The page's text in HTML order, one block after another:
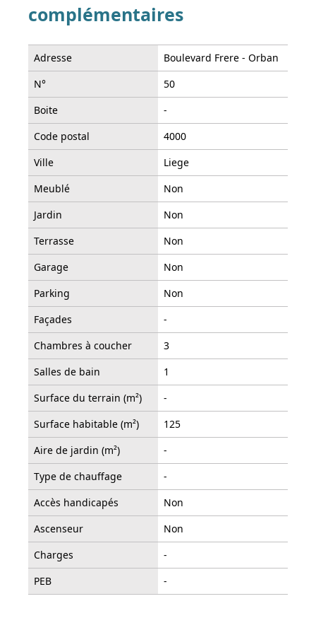
complémentaires
Adresse
Boulevard Frere - Orban
N°
50
Boite
-
Code postal
4000
Ville
Liege
Meublé
Non
Jardin
Non
Terrasse
Non
Garage
Non
Parking
Non
Façades
-
Chambres à coucher
3
Salles de bain
1
Surface du terrain (m²)
-
Surface habitable (m²)
125
Aire de jardin (m²)
-
Type de chauffage
-
Accès handicapés
Non
Ascenseur
Non
Charges
-
PEB
-